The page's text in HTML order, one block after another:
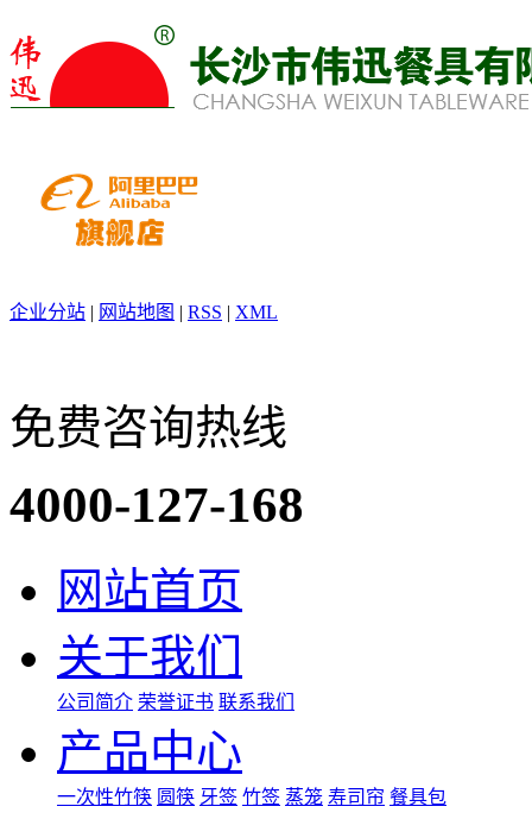
企业分站 | 网站地图 | RSS | XML
免费咨询热线
4000-127-168
网站首页
关于我们
公司简介 荣誉证书 联系我们
产品中心
一次性竹筷 圆筷 牙签 竹签 蒸笼 寿司帘 餐具包